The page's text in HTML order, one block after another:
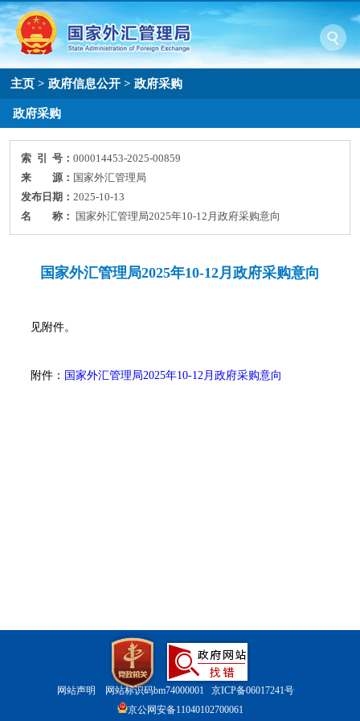
主页 >政府信息公开 >政府采购
政府采购
索 引 号：000014453-2025-00859
来 源： 国家外汇管理局
发布日期：2025-10-13
名 称：
国家外汇管理局2025年10-12月政府采购意向
国家外汇管理局2025年10-12月政府采购意向
见附件。
附件： 国家外汇管理局2025年10-12 月政府采购意向
网站声明 网站标识码bm74000001 京ICP备06017241号
京公网安备11040102700061